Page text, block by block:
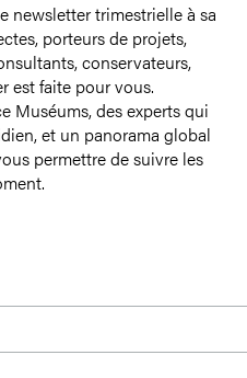
newsletter trimestrielle à sa
porteurs de projets,
conservateurs,
est faite pour vous.
Muséums, des experts qui
et un panorama global
permettre de suivre les